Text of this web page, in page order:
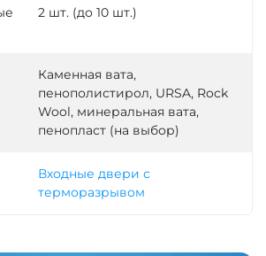
2 шт. (до 10 шт.)
Каменная вата,
пенополистирол, URSA, Rock
Wool, минеральная вата,
пенопласт (на выбор)
Входные двери с
терморазрывом